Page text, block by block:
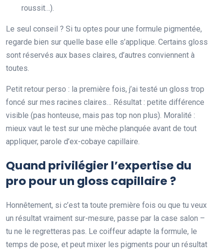
roussit…).
Le seul conseil ? Si tu optes pour une formule pigmentée,
regarde bien sur quelle base elle s’applique. Certains gloss
sont réservés aux bases claires, d’autres conviennent à
toutes.
Petit retour perso : la première fois, j’ai testé un gloss trop
foncé sur mes racines claires… Résultat : petite différence
visible (pas honteuse, mais pas top non plus). Moralité :
mieux vaut le test sur une mèche planquée avant de tout
appliquer, parole d’ex-cobaye capillaire.
Quand privilégier l’expertise du
pro pour un gloss capillaire ?
Honnêtement, si c’est ta toute première fois ou que tu veux
un résultat vraiment sur-mesure, passe par la case salon –
tu ne le regretteras pas. Le coiffeur adapte la formule, le
temps de pose, et peut mixer les pigments pour un résultat